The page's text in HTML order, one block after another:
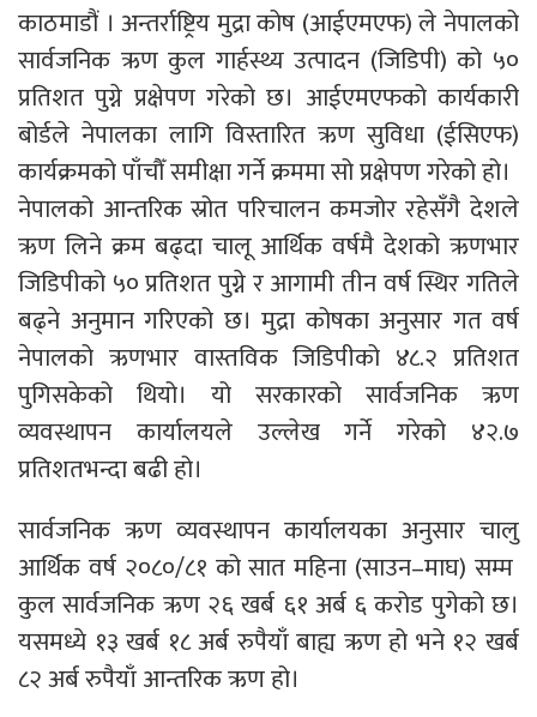
काठमाडौं । अन्तर्राष्ट्रिय मुद्रा कोष (आईएमएफ) ले नेपालको
सार्वजनिक ऋण कुल गार्हस्थ्य उत्पादन (जिडिपी) को ५०
प्रतिशत पुग्ने प्रक्षेपण गरेको छ। आईएमएफको कार्यकारी
बोर्डले नेपालका लागि विस्तारित ऋण सुविधा (ईसिएफ)
कार्यक्रमको पाँचौँ समीक्षा गर्ने क्रममा सो प्रक्षेपण गरेको हो।
नेपालको आन्तरिक स्रोत परिचालन कमजोर रहेसँगै देशले
ऋण लिने क्रम बढ्दा चालू आर्थिक वर्षमै देशको ऋणभार
जिडिपीको ५० प्रतिशत पुग्ने र आगामी तीन वर्ष स्थिर गतिले
बढ्ने अनुमान गरिएको छ। मुद्रा कोषका अनुसार गत वर्ष
नेपालको ऋणभार वास्तविक जिडिपीको ४८.२ प्रतिशत
पुगिसकेको थियो। यो सरकारको सार्वजनिक ऋण
व्यवस्थापन कार्यालयले उल्लेख गर्ने गरेको ४२.७
प्रतिशतभन्दा बढी हो।
सार्वजनिक ऋण व्यवस्थापन कार्यालयका अनुसार चालु
आर्थिक वर्ष २०८०/८१ को सात महिना (साउन–माघ) सम्म
कुल सार्वजनिक ऋण २६ खर्ब ६१ अर्ब ६ करोड पुगेको छ।
यसमध्ये १३ खर्ब १८ अर्ब रुपैयाँ बाह्य ऋण हो भने १२ खर्ब
८२ अर्ब रुपैयाँ आन्तरिक ऋण हो।